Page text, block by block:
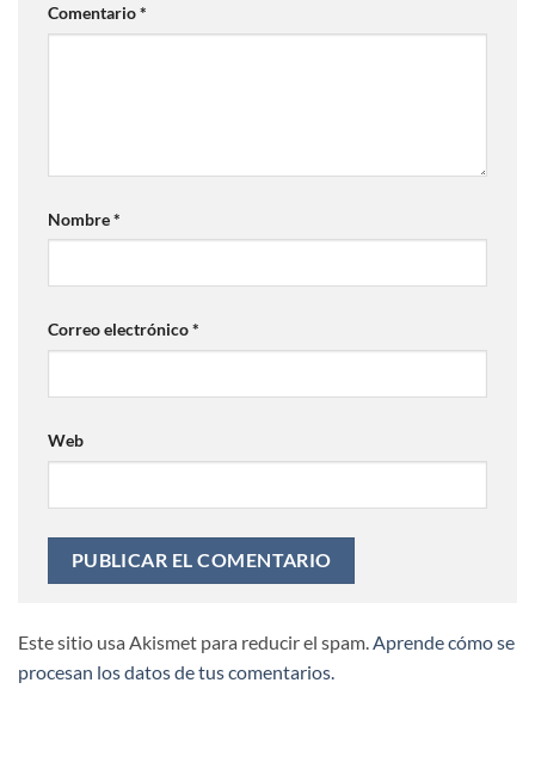
Comentario*
Nombre*
Correo electrónico*
Web
Este sitio usa Akismet para reducir el spam.Aprende cómo se
procesan los datos de tus comentarios.